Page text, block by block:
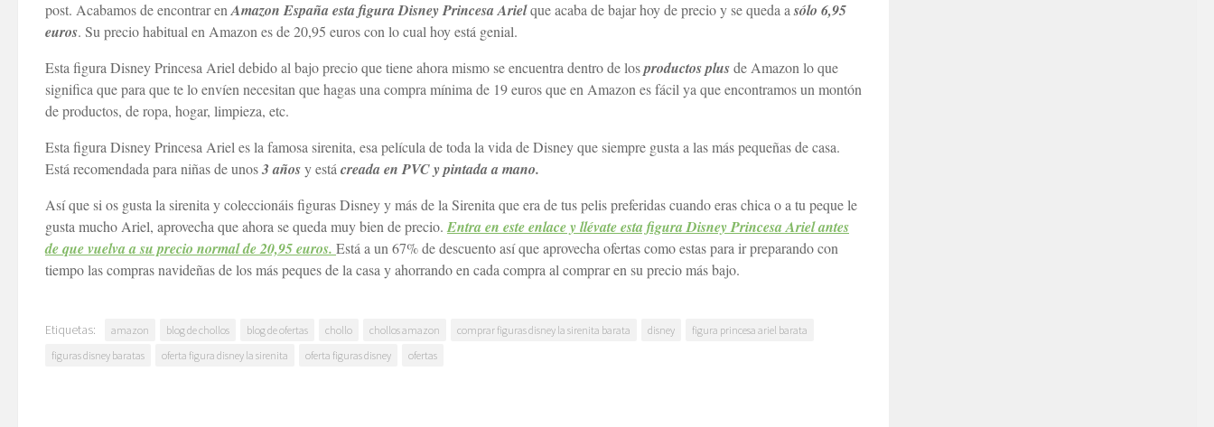
post. Acabamos de encontrar en Amazon España esta figura Disney Princesa Arielque acaba de bajar hoy de precio y se queda a sólo 6,95
euros. Su precio habitual en Amazon es de 20,95 euros con lo cual hoy está genial.
Esta figura Disney Princesa Ariel debido al bajo precio que tiene ahora mismo se encuentra dentro de losproductos plusde Amazon lo que
significa que para que te lo envíen necesitan que hagas una compra mínima de 19 euros que en Amazon es fácil ya que encontramos un montón
de productos, de ropa, hogar, limpieza, etc.
Esta figura Disney Princesa Ariel es la famosa sirenita, esa película de toda la vida de Disney que siempre gusta a las más pequeñas de casa.
Está recomendada para niñas de unos3 añosy está creada en PVC y pintada a mano.
Así que si os gusta la sirenita y coleccionáis figuras Disney y más de la Sirenita que era de tus pelis preferidas cuando eras chica o a tu peque le
gusta mucho Ariel, aprovecha que ahora se queda muy bien de precio. Entra en este enlace y llévate esta figura Disney Princesa Ariel antes
de que vuelva a su precio normal de 20,95 euros. Está a un 67% de descuento así que aprovecha ofertas como estas para ir preparando con
tiempo las compras navideñas de los más peques de la casa y ahorrando en cada compra al comprar en su precio más bajo.
Etiquetas: amazon blog de chollos blog de ofertas chollo chollos amazon comprar figuras disney la sirenita barata disney
figura princesa ariel barata
figuras disney baratas
oferta figura disney la sirenita oferta figuras disney ofertas